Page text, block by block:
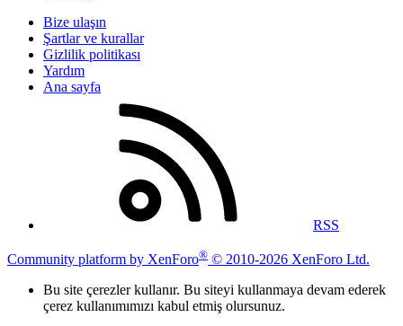
Bize ulaşın
Şartlar ve kurallar
Gizlilik politikası
Yardım
Ana sayfa
RSS
Community platform by XenForo® © 2010-2026 XenForo Ltd.
Bu site çerezler kullanır. Bu siteyi kullanmaya devam ederek
çerez kullanımımızı kabul etmiş olursunuz.